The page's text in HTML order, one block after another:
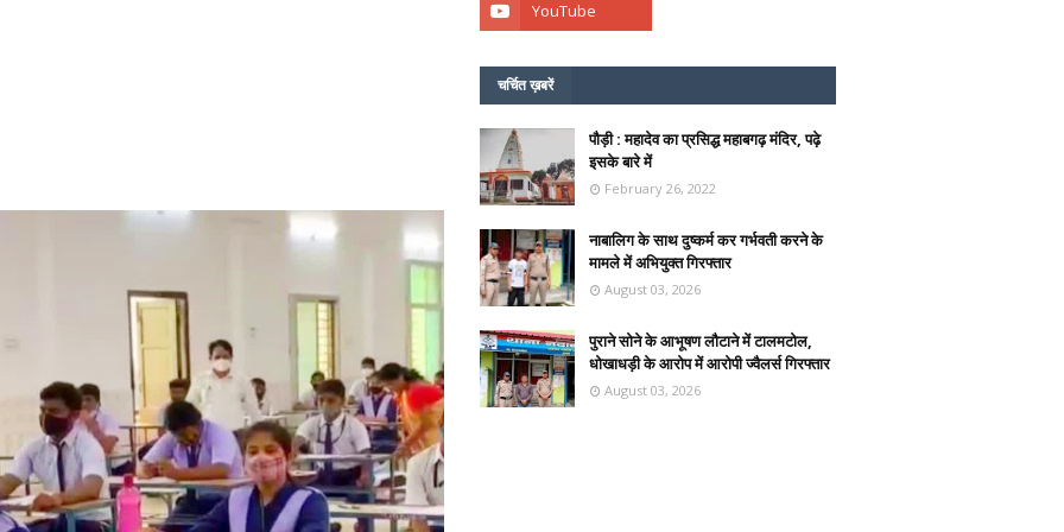
चर्चित ख़बरें
पौड़ी : महादेव का प्रसिद्ध महाबगढ़ मंदिर, पढ़े
इसके बारे में
February 26, 2022
नाबालिग के साथ दुष्कर्म कर गर्भवती करने के
मामले में अभियुक्त गिरफ्तार
August 03, 2026
पुराने सोने के आभूषण लौटाने में टालमटोल,
धोखाधड़ी के आरोप में आरोपी ज्वैलर्स गिरफ्तार
August 03, 2026